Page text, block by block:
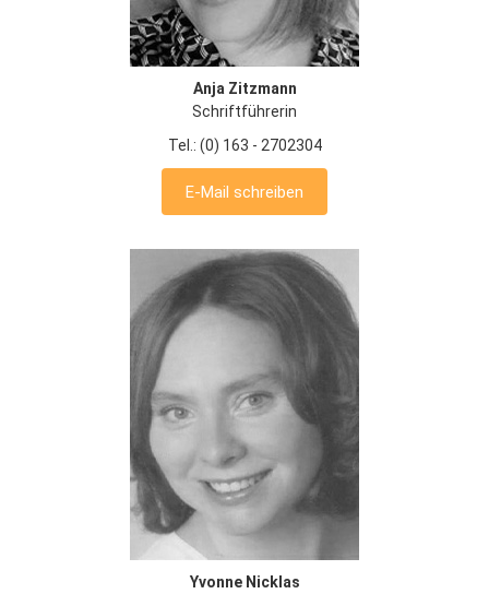
Anja Zitzmann
Schriftführerin
Tel.: (0) 163 - 2702304
E-Mail schreiben
Yvonne Nicklas